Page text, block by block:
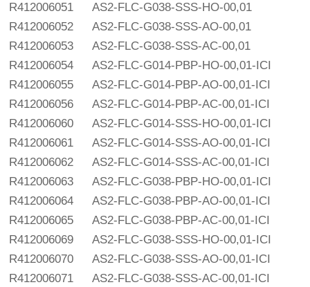
R412006051
AS2-FLC-G038-SSS-HO-00,01
R412006052
AS2-FLC-G038-SSS-AO-00,01
R412006053
AS2-FLC-G038-SSS-AC-00,01
R412006054
AS2-FLC-G014-PBP-HO-00,01-ICI
R412006055
AS2-FLC-G014-PBP-AO-00,01-ICI
R412006056
AS2-FLC-G014-PBP-AC-00,01-ICI
R412006060
AS2-FLC-G014-SSS-HO-00,01-ICI
R412006061
AS2-FLC-G014-SSS-AO-00,01-ICI
R412006062
AS2-FLC-G014-SSS-AC-00,01-ICI
R412006063
AS2-FLC-G038-PBP-HO-00,01-ICI
R412006064
AS2-FLC-G038-PBP-AO-00,01-ICI
R412006065
AS2-FLC-G038-PBP-AC-00,01-ICI
R412006069
AS2-FLC-G038-SSS-HO-00,01-ICI
R412006070
AS2-FLC-G038-SSS-AO-00,01-ICI
R412006071
AS2-FLC-G038-SSS-AC-00,01-ICI